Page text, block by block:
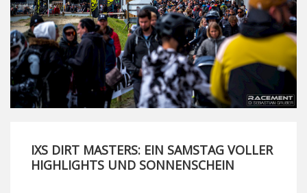
IXS DIRT MASTERS: EIN SAMSTAG VOLLER
HIGHLIGHTS UND SONNENSCHEIN